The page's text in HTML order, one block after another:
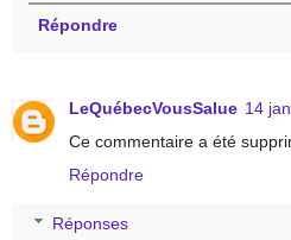
Répondre
LeQuébecVousSalue 14
Ce commentaire a été
Répondre
Réponses